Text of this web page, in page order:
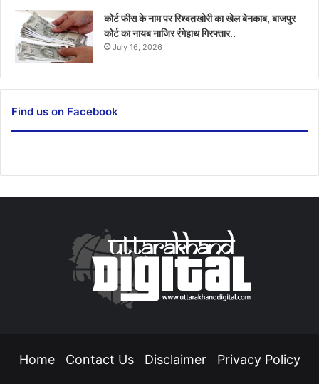
कोर्ट फीस के नाम पर रिश्वतखोरी का खेल बेनकाब, बाजपुर
कोर्ट का नायब नाजिर रंगेहाथ गिरफ्तार..
July 16, 2026
Find us on Facebook
Home Contact Us Disclaimer Privacy Policy